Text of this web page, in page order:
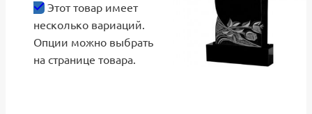
Этот товар имеет
несколько вариаций.
Опции можно выбрать
на странице товара.